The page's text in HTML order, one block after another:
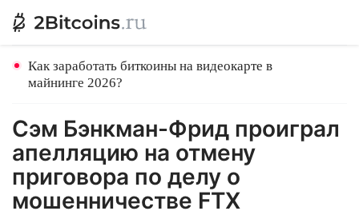
Как заработать биткоины на видеокарте в
майнинге 2026?
Сэм Бэнкман-Фрид проиграл
апелляцию на отмену
приговора по делу о
мошенничестве FTX